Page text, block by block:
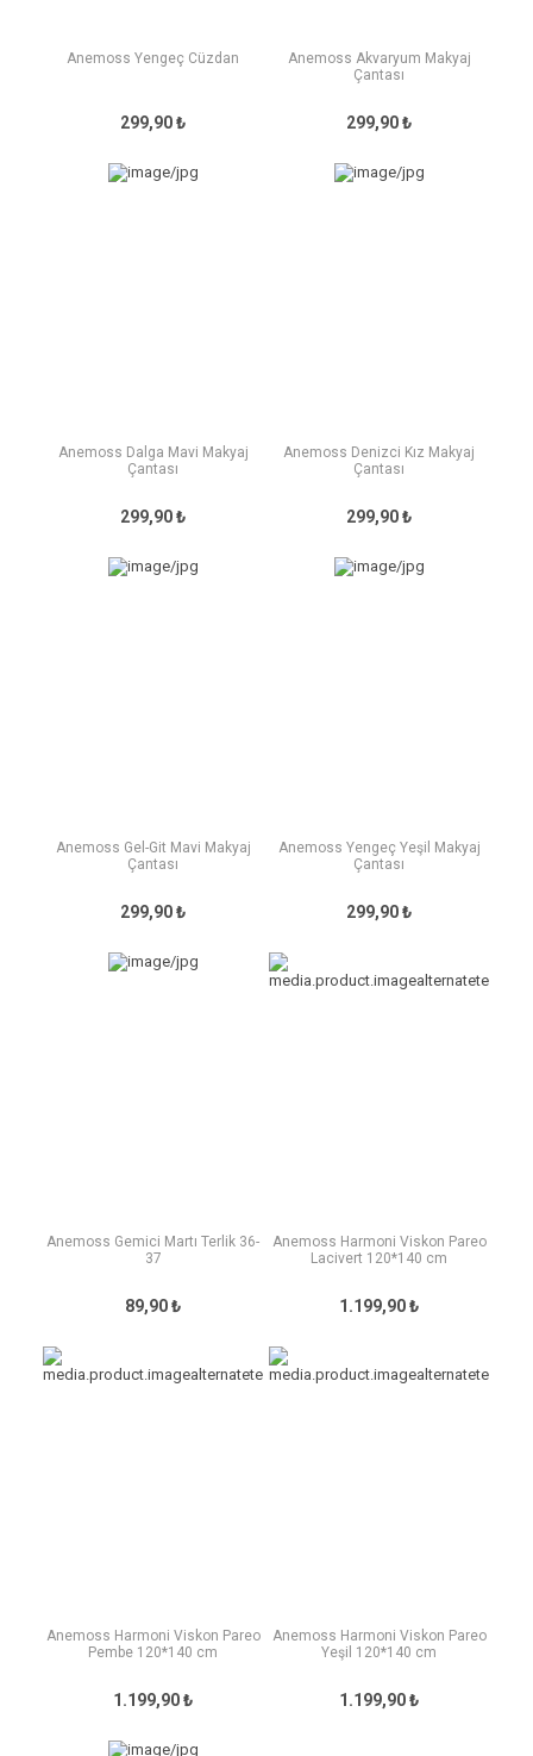
Anemoss Yengeç Cüzdan
299,90 ₺
Anemoss Akvaryum Makyaj
Çantası
299,90 ₺
Anemoss Dalga Mavi Makyaj
Çantası
299,90 ₺
Anemoss Denizci Kız Makyaj
Çantası
299,90 ₺
Anemoss Gel-Git Mavi Makyaj
Çantası
299,90 ₺
Anemoss Yengeç Yeşil Makyaj
Çantası
299,90 ₺
Anemoss Gemici Martı Terlik 36-
37
89,90 ₺
Anemoss Harmoni Viskon Pareo
Lacivert 120*140 cm
1.199,90 ₺
Anemoss Harmoni Viskon Pareo
Pembe 120*140 cm
1.199,90 ₺
Anemoss Harmoni Viskon Pareo
Yeşil 120*140 cm
1.199,90 ₺